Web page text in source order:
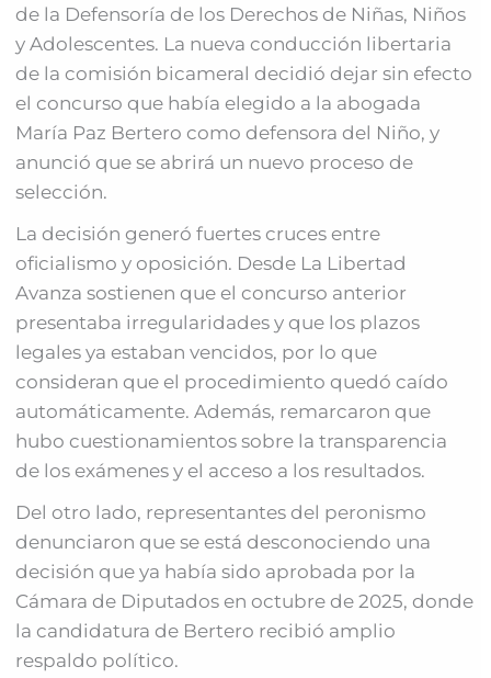
de la Defensoría de los Derechos de Niñas, Niños
y Adolescentes. La nueva conducción libertaria
de la comisión bicameral decidió dejar sin efecto
el concurso que había elegido a la abogada
María Paz Bertero como defensora del Niño, y
anunció que se abrirá un nuevo proceso de
selección.
La decisión generó fuertes cruces entre
oficialismo y oposición. Desde La Libertad
Avanza sostienen que el concurso anterior
presentaba irregularidades y que los plazos
legales ya estaban vencidos, por lo que
consideran que el procedimiento quedó caído
automáticamente. Además, remarcaron que
hubo cuestionamientos sobre la transparencia
de los exámenes y el acceso a los resultados.
Del otro lado, representantes del peronismo
denunciaron que se está desconociendo una
decisión que ya había sido aprobada por la
Cámara de Diputados en octubre de 2025, donde
la candidatura de Bertero recibió amplio
respaldo político.